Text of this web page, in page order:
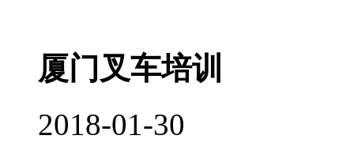
厦门叉车培训
2018-01-30